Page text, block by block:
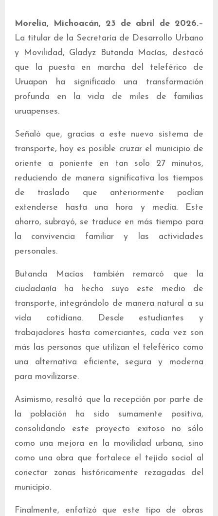
Morelia, Michoacán, 23 de abril de 2026.–
La titular de la Secretaría de Desarrollo Urbano
y Movilidad, Gladyz Butanda Macías, destacó
que la puesta en marcha del teleférico de
Uruapan ha significado una transformación
profunda en la vida de miles de familias
uruapenses.
Señaló que, gracias a este nuevo sistema de
transporte, hoy es posible cruzar el municipio de
oriente a poniente en tan solo 27 minutos,
reduciendo de manera significativa los tiempos
de traslado que anteriormente podían
extenderse hasta una hora y media. Este
ahorro, subrayó, se traduce en más tiempo para
la convivencia familiar y las actividades
personales.
Butanda Macías también remarcó que la
ciudadanía ha hecho suyo este medio de
transporte, integrándolo de manera natural a su
vida cotidiana. Desde estudiantes y
trabajadores hasta comerciantes, cada vez son
más las personas que utilizan el teleférico como
una alternativa eficiente, segura y moderna
para movilizarse.
Asimismo, resaltó que la recepción por parte de
la población ha sido sumamente positiva,
consolidando este proyecto exitoso no sólo
como una mejora en la movilidad urbana, sino
como una obra que fortalece el tejido social al
conectar zonas históricamente rezagadas del
municipio.
Finalmente, enfatizó que este tipo de obras